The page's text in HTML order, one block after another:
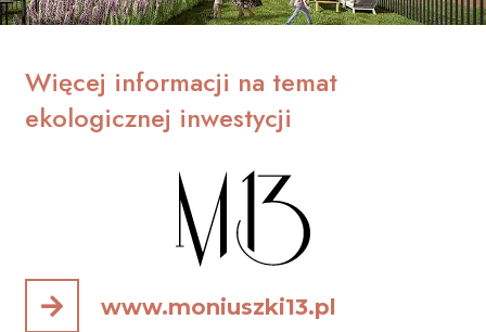
Więcej informacji na temat
ekologicznej inwestycji
www.moniuszki13.pl